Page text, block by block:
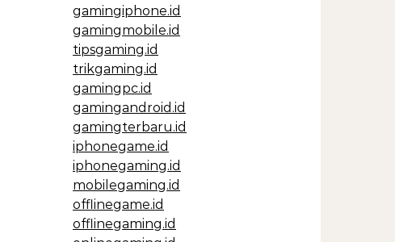
gamingiphone.id
gamingmobile.id
tipsgaming.id
trikgaming.id
gamingpc.id
gamingandroid.id
gamingterbaru.id
iphonegame.id
iphonegaming.id
mobilegaming.id
offlinegame.id
offlinegaming.id